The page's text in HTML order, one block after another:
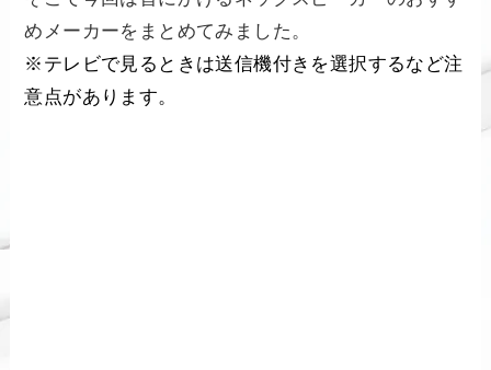
めメーカーをまとめてみました。
※テレビで見るときは送信機付きを選択するなど注
意点があります。